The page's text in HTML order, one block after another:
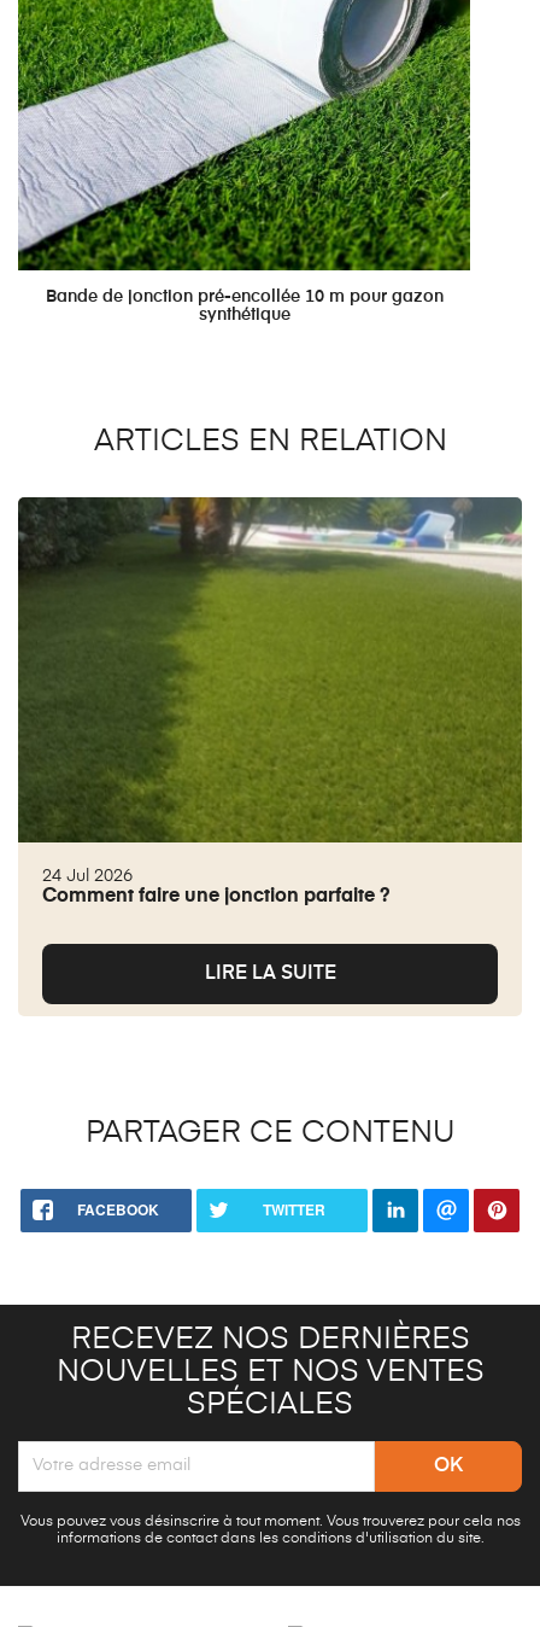
Bande de jonction pré-encollée 10 m pour gazon
synthétique
ARTICLES EN RELATION
24 Jul 2026
Comment faire une jonction parfaite ?
LIRE LA SUITE
PARTAGER CE CONTENU
FACEBOOK TWITTER
RECEVEZ NOS DERNIÈRES
NOUVELLES ET NOS VENTES
SPÉCIALES
Vous pouvez vous désinscrire à tout moment. Vous trouverez pour cela nos
informations de contact dans les conditions d'utilisation du site.